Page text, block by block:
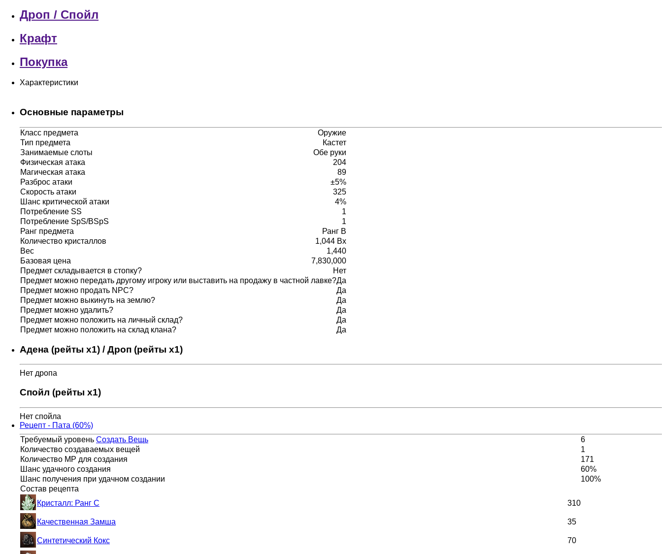
Дроп / Спойл
Крафт
Покупка
Характеристики
Основные параметры
Класс предмета
Оружие
Тип предмета
Кастет
Занимаемые слоты
Обе руки
Физическая атака
204
Магическая атака
89
Разброс атаки
±5%
Скорость атаки
325
Шанс критической атаки
4%
Потребление SS
1
Потребление SpS/BSpS
1
Ранг предмета
Ранг B
Количество кристаллов
1,044 Bx
Вес
1,440
Базовая цена
7,830,000
Предмет складывается в стопку?
Нет
Предмет можно передать другому игроку или выставить на продажу в частной лавке?Да
Предмет можно продать NPC?
Да
Предмет можно выкинуть на землю?
Да
Предмет можно удалить?
Да
Предмет можно положить на личный склад?
Да
Предмет можно положить на склад клана?
Да
Адена (рейты x1) / Дроп (рейты x1)
Нет дропа
Спойл (рейты x1)
Нет спойла
Рецепт - Пата (60%)
Требуемый уровень Создать Вещь
6
Количество создаваемых вещей
1
Количество MP для создания
171
Шанс удачного создания
60%
Шанс получения при удачном создании
100%
Состав рецепта
Кристалл: Ранг C
310
Качественная Замша 35
Синтетический Кокс 70